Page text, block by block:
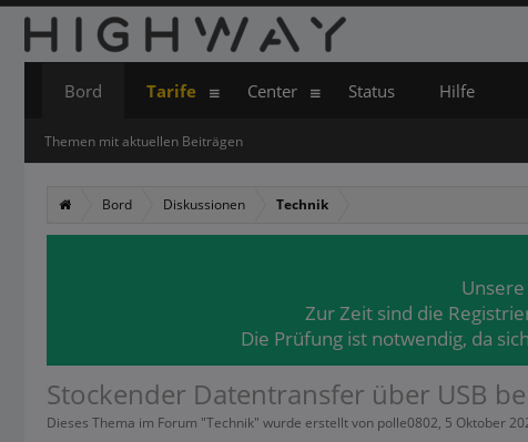
Bord Diskussionen Technik
Zur Zeit sind die
Die Prüfung ist notwendig, da
Stockender Datentransfer über USB
Dieses Thema im Forum "Technik" wurde erstellt von polle0802, 5 Oktober
Bord
Themen mit aktuellen Beiträgen
Tarife Center Status Hilfe